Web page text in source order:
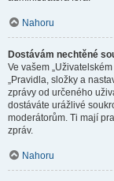
Nahoru
Dostávám nechtěné
Ve vašem
„Pravidla, složky a
zprávy od určeného
dostáváte urážlivé
moderátorům. Ti mají
zpráv.
Nahoru